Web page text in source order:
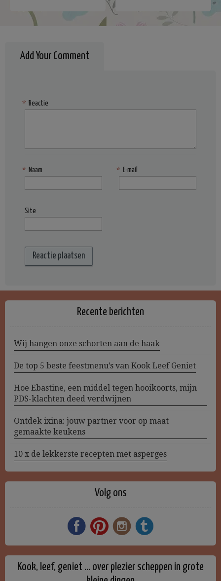
Add Your Comment
Reactie
*
Naam
* E-mail
*
Site
Recente berichten
Wij hangen onze schorten aan de haak
De top 5 beste feestmenu’s van Kook Leef Geniet
Hoe Ebastine, een middel tegen hooikoorts, mijn
PDS-klachten deed verdwijnen
Ontdek ixina: jouw partner voor op maat
gemaakte keukens
10 x de lekkerste recepten met asperges
Volg ons
Kook, leef, geniet … over plezier scheppen in grote